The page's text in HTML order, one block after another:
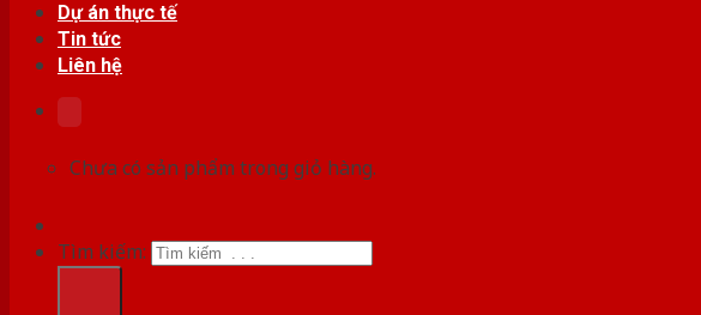
Dự án thực tế
Tin tức
Liên hệ
Chưa có sản phẩm trong giỏ hàng.
Tìm kiếm: